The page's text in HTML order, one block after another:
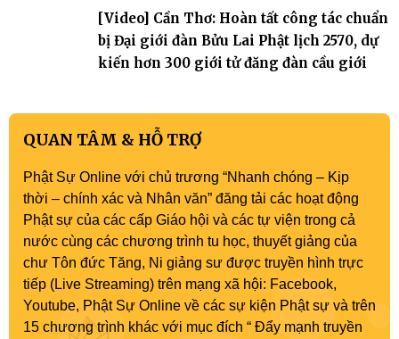
[Video] Cần Thơ: Hoàn tất công tác chuẩn
bị Đại giới đàn Bửu Lai Phật lịch 2570, dự
kiến hơn 300 giới tử đăng đàn cầu giới
QUAN TÂM & HỖ TRỢ
Phật Sự Online với chủ trương “Nhanh chóng – Kịp
thời – chính xác và Nhân văn” đăng tải các hoạt động
Phật sự của các cấp Giáo hội và các tự viện trong cả
nước cùng các chương trình tu học, thuyết giảng của
chư Tôn đức Tăng, Ni giảng sư được truyền hình trực
tiếp (Live Streaming) trên mạng xã hội: Facebook,
Youtube, Phật Sự Online về các sự kiện Phật sự và trên
15 chương trình khác với mục đích “ Đẩy mạnh truyền